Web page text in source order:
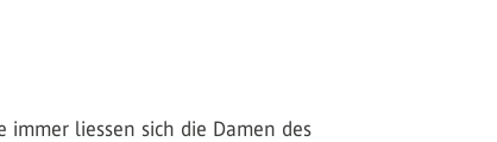
liessen sich die Damen des